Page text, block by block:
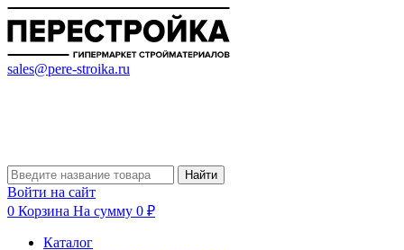
sales@pere-stroika.ru
Найти
Войти на сайт
0 Корзина На сумму 0 ₽
Каталог